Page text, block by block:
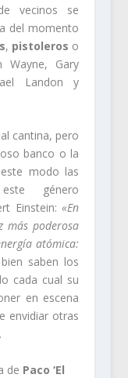
vecinos se
del momento
, pistoleros o
Wayne, Gary
Landon y
cantina, pero
banco o la
modo las
género
Einstein:«En
más poderosa
atómica:
saben los
cada cual su
en escena
envidiar otras
de Paco ‘El